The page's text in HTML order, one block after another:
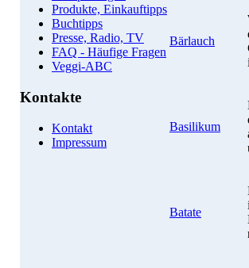
Produkte, Einkauftipps
Buchtipps
Presse, Radio, TV
FAQ - Häufige Fragen
Veggi-ABC
Kontakte
Kontakt
Impressum
Bärlauch
Basilikum
Batate